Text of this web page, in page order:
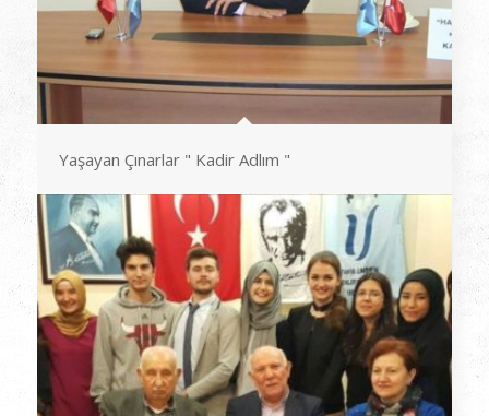
Yaşayan Çınarlar " Kadir Adlım "